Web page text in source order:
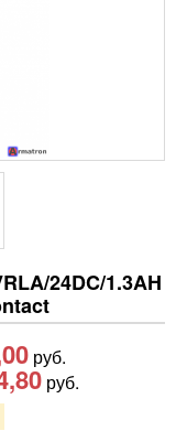
24DC/1.3AH
руб.
руб.